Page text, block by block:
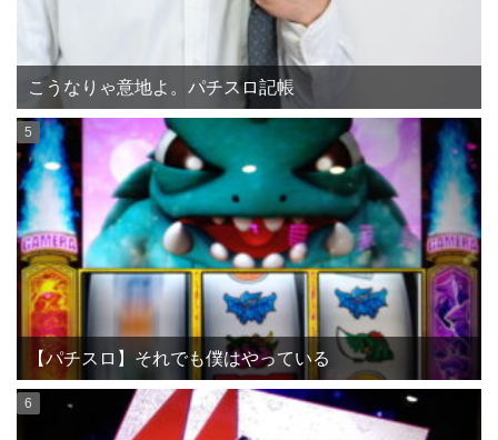
こうなりゃ意地よ。パチスロ記帳
【パチスロ】それでも僕はやっている